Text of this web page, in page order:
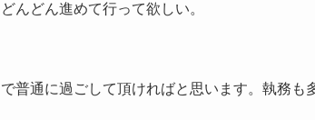
んどん進めて行って欲しい。
普通に過ごして頂ければと思います。執務も